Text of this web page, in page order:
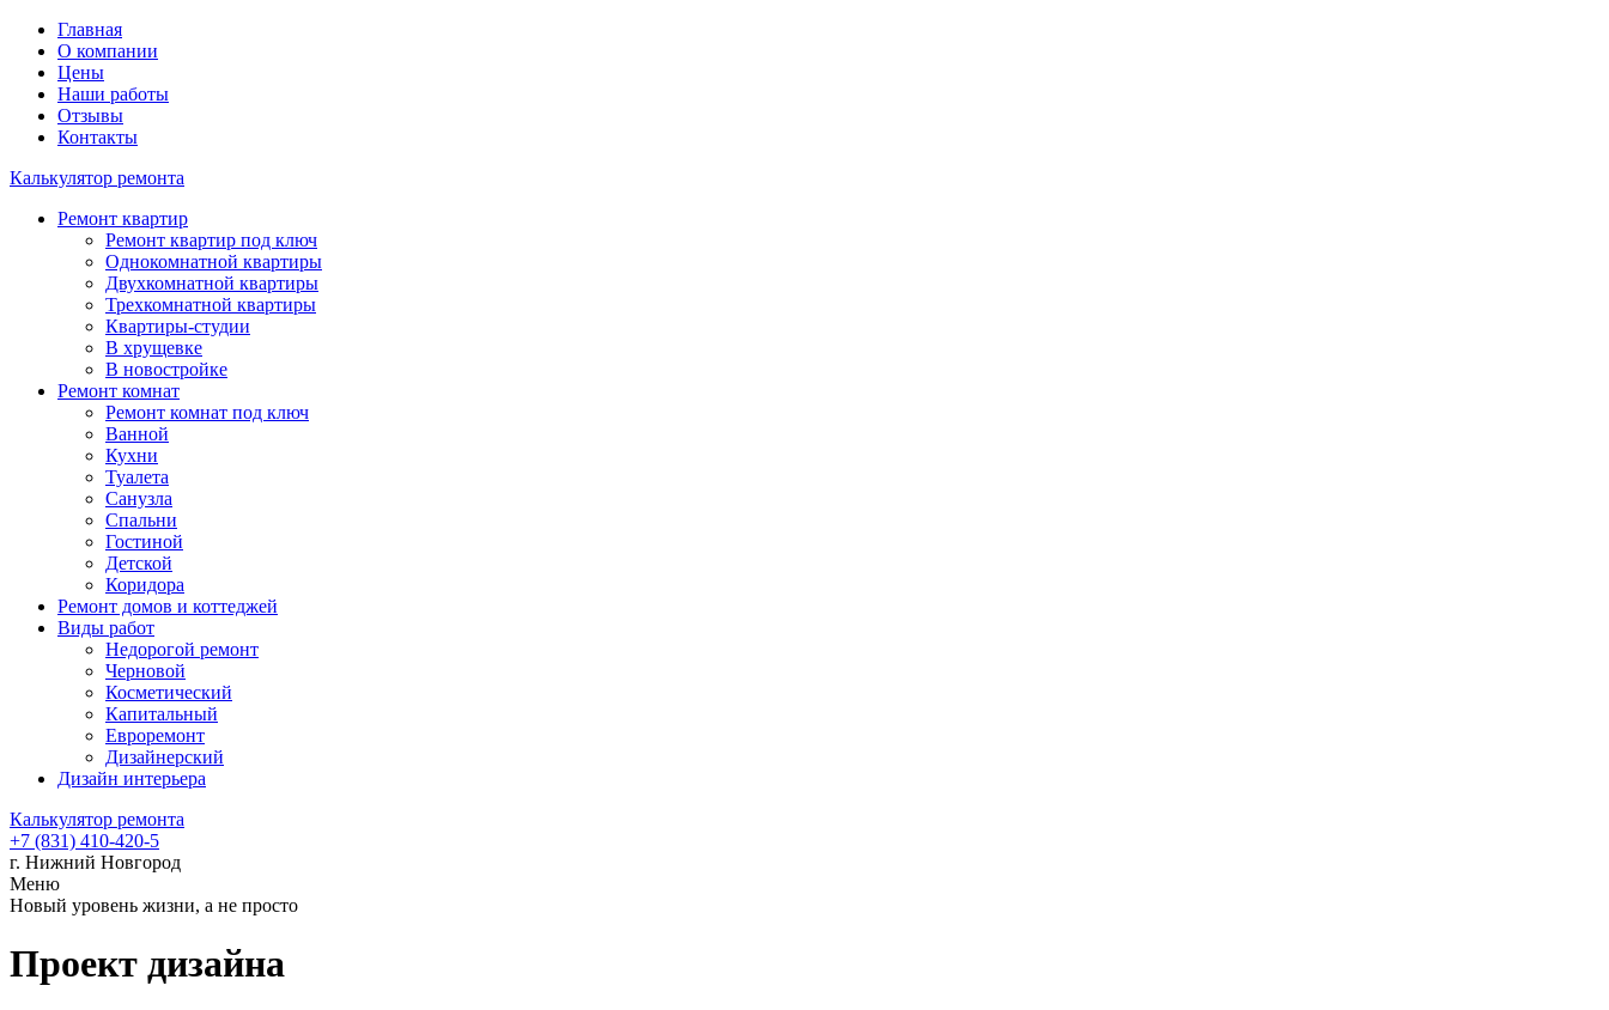
Главная
О компании
Цены
Наши работы
Отзывы
Контакты
Калькулятор ремонта
Ремонт квартир
Ремонт квартир под ключ
Однокомнатной квартиры
Двухкомнатной квартиры
Трехкомнатной квартиры
Квартиры-студии
В хрущевке
В новостройке
Ремонт комнат
Ремонт комнат под ключ
Ванной
Кухни
Туалета
Санузла
Спальни
Гостиной
Детской
Коридора
Ремонт домов и коттеджей
Виды работ
Недорогой ремонт
Черновой
Косметический
Капитальный
Евроремонт
Дизайнерский
Дизайн интерьера
Калькулятор ремонта
+7 (831) 410-420-5
г. Нижний Новгород
Меню
Новый уровень жизни, а не просто
Проект дизайна